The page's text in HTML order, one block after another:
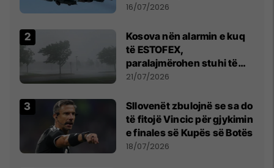
16/07/2026
Kosova nën alarmin e kuq
të ESTOFEX,
paralajmërohen stuhi të
fuqishme me breshër dhe
21/07/2026
Sllovenët zbulojnë se sa do
të fitojë Vincic për gjykimin
e finales së Kupës së Botës
18/07/2026